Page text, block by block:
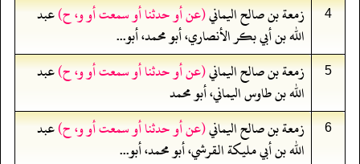
4 زمعة بن صالح اليماني(عن أو حدثنا أو سمعت أو و، ح)عبد
الله بن أبي بكر الأنصاري، أبو محمد، أبو...
5 زمعة بن صالح اليماني(عن أو حدثنا أو سمعت أو و، ح)عبد
الله بن طاوس اليماني، أبو محمد
6 زمعة بن صالح اليماني(عن أو حدثنا أو سمعت أو و، ح)عبد
الله بن أبي مليكة القرشي، أبو محمد، أبو...